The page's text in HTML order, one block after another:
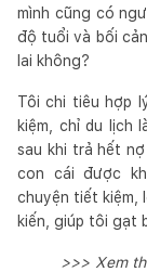
mình cũng có
độ tuổi và bối
lai không?
Tôi chi tiêu hợp
kiệm, chỉ du lịch
sau khi trả hết
con cái được
chuyện tiết kiệm,
kiến, giúp tôi gạt
>>> Xem